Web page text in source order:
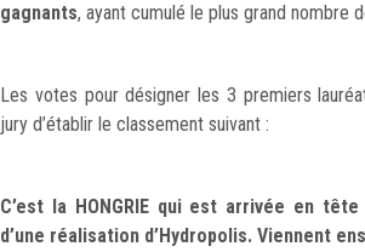
gagnants, ayant cumulé le plus grand nombre
Les votes pour désigner les 3 premiers
jury d’établir le classement suivant :
C’est la HONGRIE qui est arrivée en
d’une réalisation d’Hydropolis. Viennent